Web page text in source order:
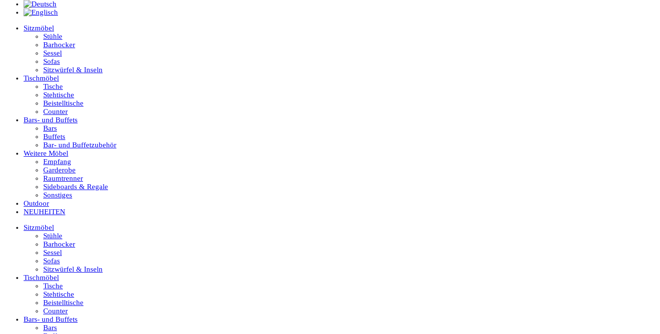
Sitzmöbel
Stühle
Barhocker
Sessel
Sofas
Sitzwürfel & Inseln
Tischmöbel
Tische
Stehtische
Beistelltische
Counter
Bars- und Buffets
Bars
Buffets
Bar- und Buffetzubehör
Weitere Möbel
Empfang
Garderobe
Raumtrenner
Sideboards & Regale
Sonstiges
Outdoor
NEUHEITEN
Sitzmöbel
Stühle
Barhocker
Sessel
Sofas
Sitzwürfel & Inseln
Tischmöbel
Tische
Stehtische
Beistelltische
Counter
Bars- und Buffets
Bars